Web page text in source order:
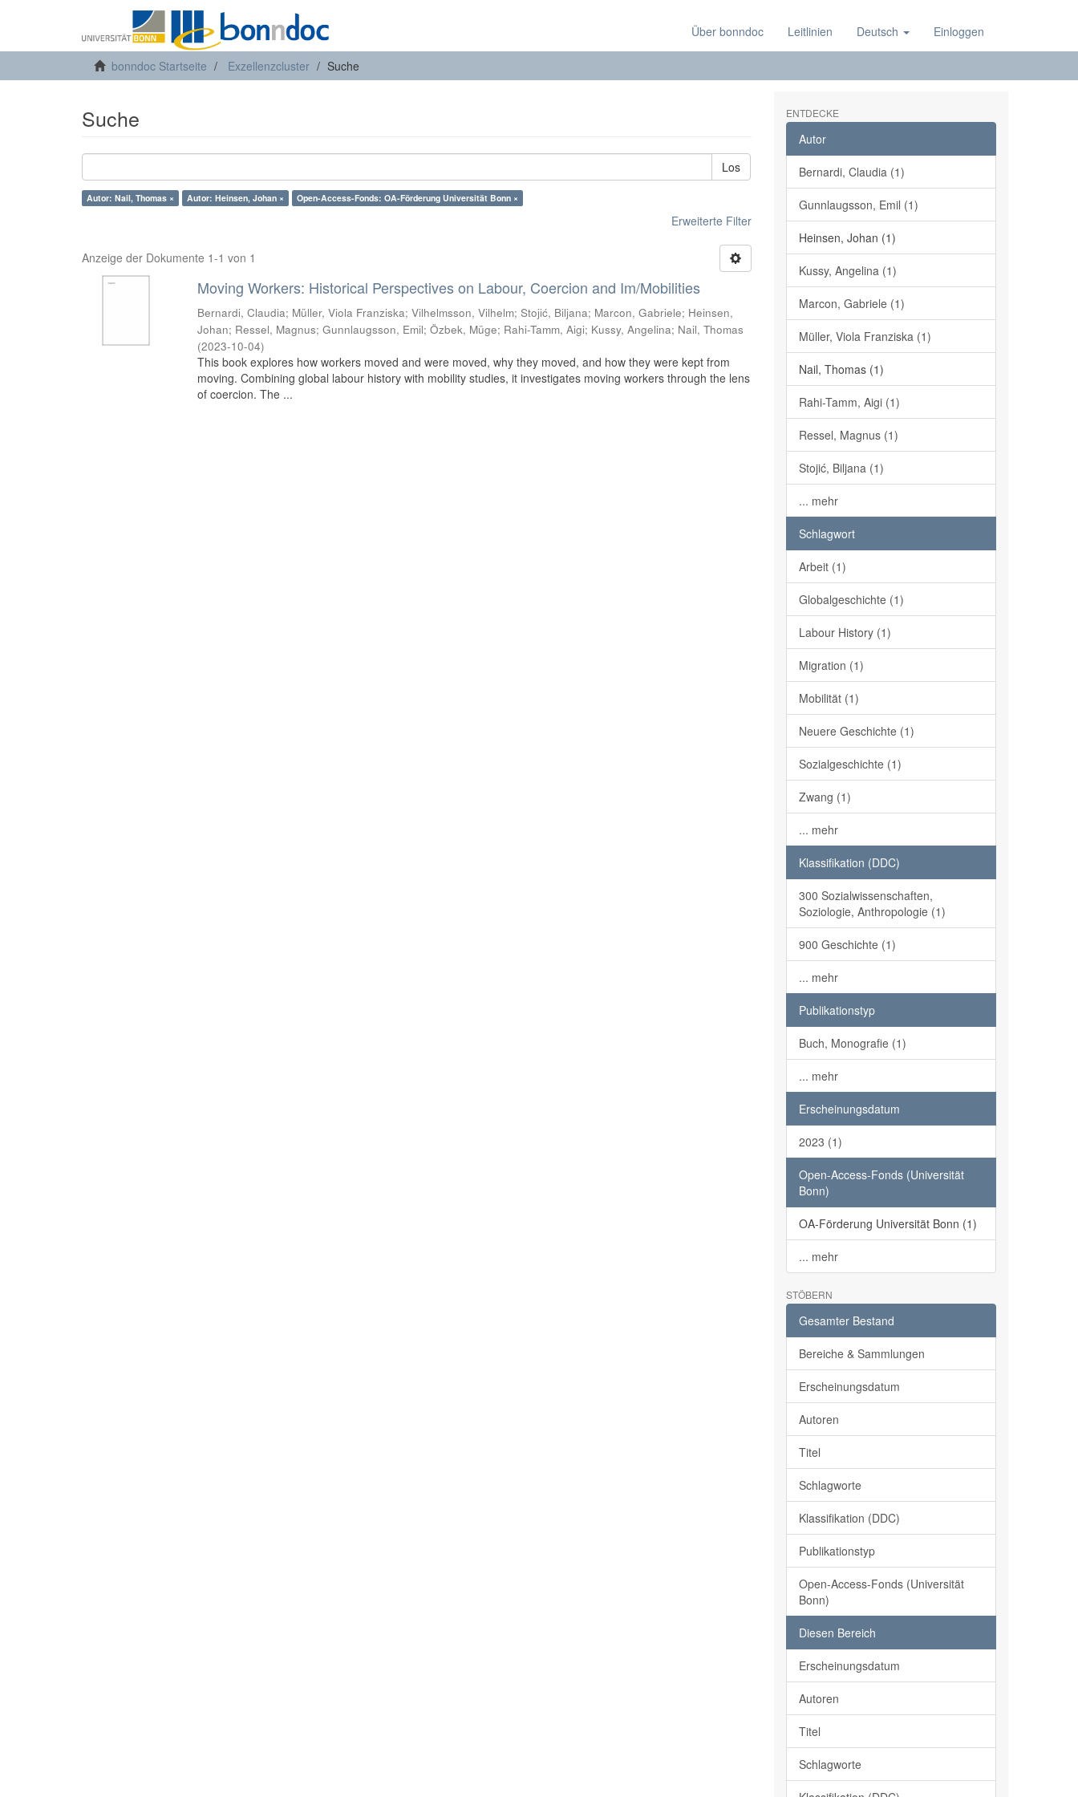
Über bonndoc Leitlinien Deutsch Einloggen
bonndoc Startseite Exzellenzcluster Suche
Suche
Los
Autor: Nail, Thomas × Autor: Heinsen, Johan × Open-Access-Fonds: OA-Förderung Universität Bonn ×
Erweiterte Filter
Anzeige der Dokumente 1-1 von 1
Moving Workers: Historical Perspectives on Labour, Coercion and Im/Mobilities
Bernardi, Claudia; Müller, Viola Franziska;Vilhelmsson, Vilhelm;Stojić, Biljana; Marcon, Gabriele; Heinsen,
Johan; Ressel, Magnus;Gunnlaugsson, Emil;Özbek, Müge; Rahi-Tamm, Aigi; Kussy, Angelina; Nail, Thomas
(2023-10-04)
This book explores how workers moved and were moved, why they moved, and how they were kept from
moving. Combining global labour history with mobility studies, it investigates moving workers through the lens
of coercion. The ...
ENTDECKE
Autor
Bernardi, Claudia (1)
Gunnlaugsson, Emil (1)
Heinsen, Johan (1)
Kussy, Angelina (1)
Marcon, Gabriele (1)
Müller, Viola Franziska (1)
Nail, Thomas (1)
Rahi-Tamm, Aigi (1)
Ressel, Magnus (1)
Stojić, Biljana (1)
... mehr
Schlagwort
Arbeit (1)
Globalgeschichte (1)
Labour History (1)
Migration (1)
Mobilität (1)
Neuere Geschichte (1)
Sozialgeschichte (1)
Zwang (1)
... mehr
Klassifikation (DDC)
300 Sozialwissenschaften,
Soziologie, Anthropologie (1)
900 Geschichte (1)
... mehr
Publikationstyp
Buch, Monografie (1)
... mehr
Erscheinungsdatum
2023 (1)
Open-Access-Fonds (Universität
Bonn)
OA-Förderung Universität Bonn (1)
... mehr
STÖBERN
Gesamter Bestand
Bereiche & Sammlungen
Erscheinungsdatum
Autoren
Titel
Schlagworte
Klassifikation (DDC)
Publikationstyp
Open-Access-Fonds (Universität
Bonn)
Diesen Bereich
Erscheinungsdatum
Autoren
Titel
Schlagworte